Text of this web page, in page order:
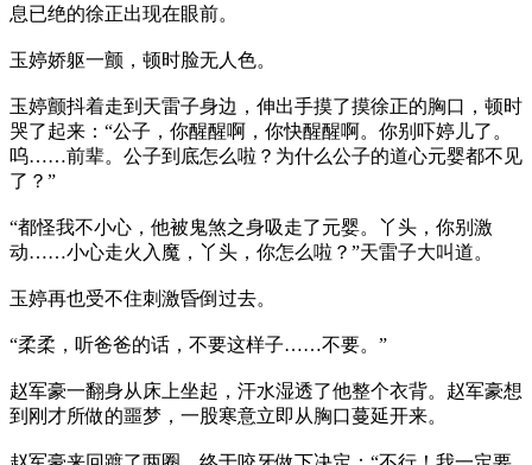
息已绝的徐正出现在眼前。
玉婷娇躯一颤，顿时脸无人色。
玉婷颤抖着走到天雷子身边，伸出手摸了摸徐正的胸口，顿时
哭了起来：“公子，你醒醒啊，你快醒醒啊。你别吓婷儿了。
呜……前辈。公子到底怎么啦？为什么公子的道心元婴都不见
了？”
“都怪我不小心，他被鬼煞之身吸走了元婴。丫头，你别激
动……小心走火入魔，丫头，你怎么啦？”天雷子大叫道。
玉婷再也受不住刺激昏倒过去。
“柔柔，听爸爸的话，不要这样子……不要。”
赵军豪一翻身从床上坐起，汗水湿透了他整个衣背。赵军豪想
到刚才所做的噩梦，一股寒意立即从胸口蔓延开来。